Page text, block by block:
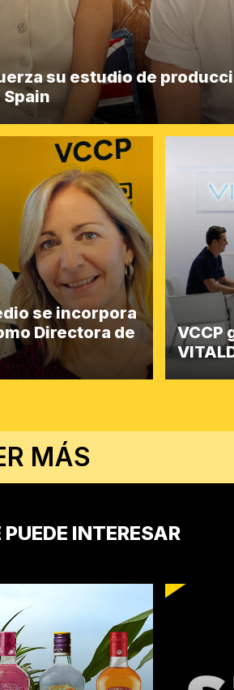
su estudio de
Spain
se incorpora
Directora de
VCCP
MÁS
INTERESAR